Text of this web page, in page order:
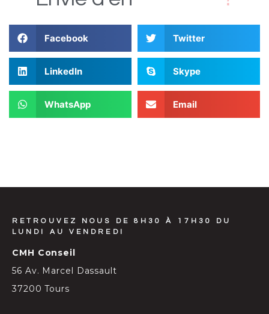
Facebook Twitter
LinkedIn Skype
WhatsApp Email
RETROUVEZ NOUS DE 8H30 À 17H30 DU
LUNDI AU VENDREDI
CMH Conseil
56 Av. Marcel Dassault
37200 Tours